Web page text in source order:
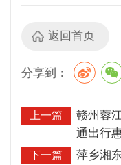
返回首页
分享到：
上一篇
赣州蓉
通出行
下一篇
萍乡湘